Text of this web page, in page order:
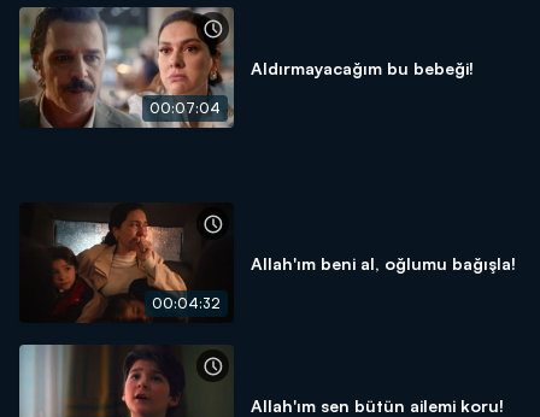
00:07:04
Aldırmayacağım bu bebeği!
00:04:32
Allah'ım beni al, oğlumu bağışla!
Allah'ım sen bütün ailemi koru!